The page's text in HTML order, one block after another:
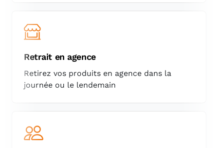
Retrait en agence
Retirez vos produits en agence dans la
journée ou le lendemain